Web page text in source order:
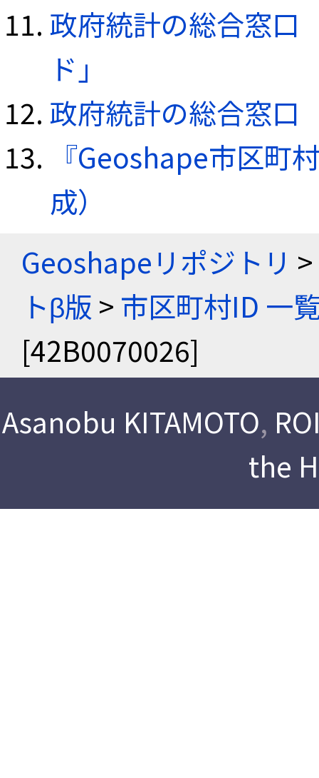
政府統計の総合窓口
ド」
政府統計の総合窓口
『Geoshape市区町
成）
Geoshapeリポジトリ >
トβ版 > 市区町村ID 一
[42B0070026]
Asanobu KITAMOTO,
the